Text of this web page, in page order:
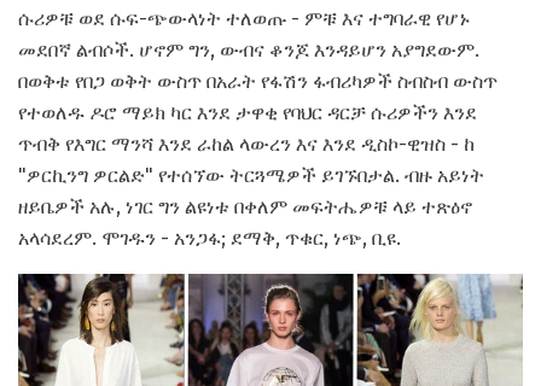
ሱሪዎቹ ወደ ሱፍ-ጭውላነት ተለወጡ - ምቹ እና ተግባራዊ የሆኑ
መደበኛ ልብሶች. ሆኖም ግን, ውብና ቆንጆ እንዳይሆን አያግደውም.
በወቅቱ የበጋ ወቅት ውስጥ በአራት የፋሽን ፋብሪካዎች ስብስብ ውስጥ
የተወለዱ ዶሮ ማይክ ካር እንደ ታዋቂ የባህር ዳርቻ ሱሪዎችን እንደ
ጥብቅ የእግር ማንሻ እንደ ራከል ላውረን እና እንደ ዲስኮ-ዊዝስ - ከ
"ዎርኪንግ ዎርልድ" የተሰኘው ትርጓሜዎች ይገኙበታል. ብዙ አይነት
ዘይቤዎች አሉ, ነገር ግን ልዩነቱ በቀለም መፍትሔዎቹ ላይ ተጽዕኖ
አላሳደረም. ሞገዱን - አንጋፋ; ደማቅ, ጥቁር, ነጭ, ቢዩ.